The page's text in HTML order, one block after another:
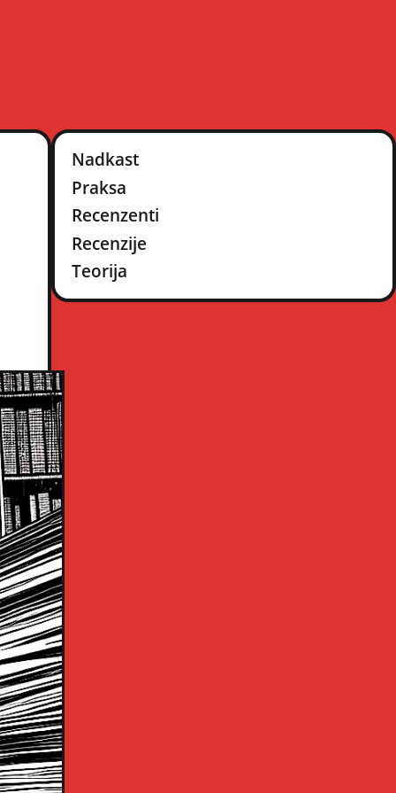
Nadkast
Praksa
Recenzenti
Recenzije
Teorija